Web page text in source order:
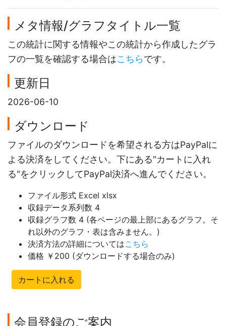
メタ情報/グラフタイトル一覧
この統計に関する情報やこの統計から作成したグラ
フの一覧を確認する場合はこちらです。
更新日
2026-06-10
ダウンロード
ファイルのダウンロードを希望される方はPayPalに
よる決済をしてください。下にある"カートに入れ
る"をクリックしてPayPal決済へ進んでください。
ファイル形式 Excel xlsx
収録データ系列数 4
収録グラフ数 4 (各ページの最上部にあるグラフ。そ
れ以外のグラフ・表は含みません。)
決済方法の詳細についてはこちら
価格 ￥200 (ダウンロードする場合のみ)
カートに入れる
会員登録のご案内